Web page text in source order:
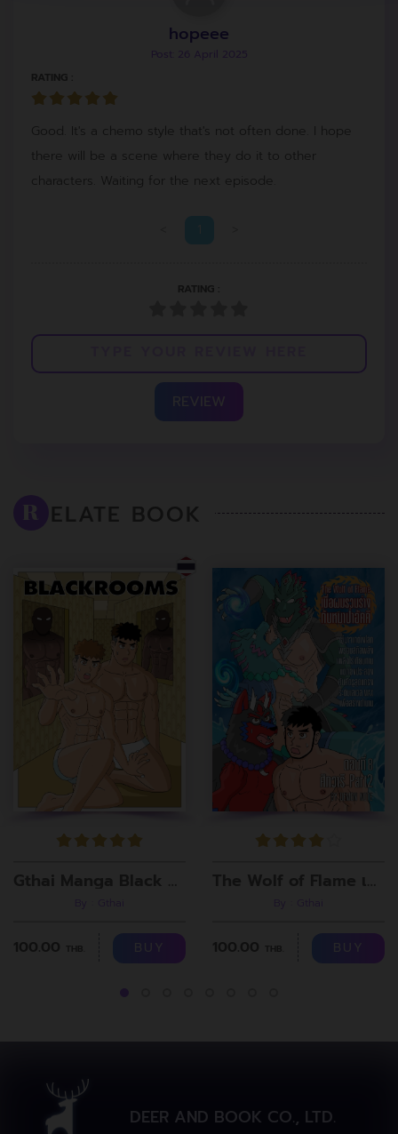
hopeee
RATING :
Good. It's a chemo style that's not often done. I hope
there will be a scene where they do it to other
characters. Waiting for the next episode.
RATING :
REVIEW
R
BUY BUY
DEER AND BOOK CO., LTD.